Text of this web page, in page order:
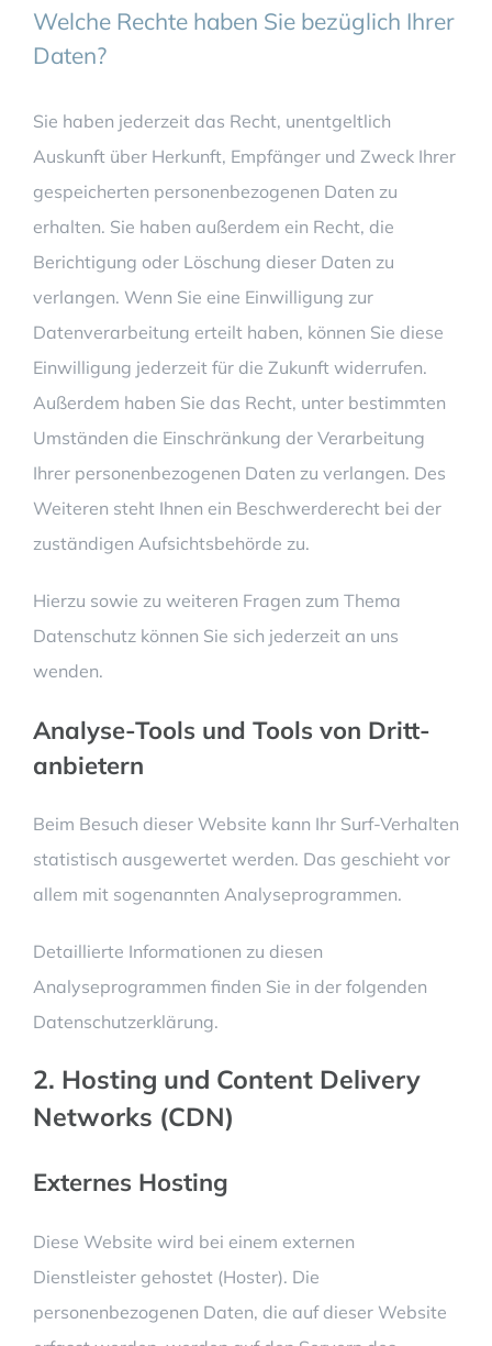
Welche Rechte haben Sie bezüglich Ihrer
Daten?
Sie haben jederzeit das Recht, unentgeltlich
Auskunft über Herkunft, Empfänger und Zweck Ihrer
gespeicherten personenbezogenen Daten zu
erhalten. Sie haben außerdem ein Recht, die
Berichtigung oder Löschung dieser Daten zu
verlangen. Wenn Sie eine Einwilligung zur
Datenverarbeitung erteilt haben, können Sie diese
Einwilligung jederzeit für die Zukunft widerrufen.
Außerdem haben Sie das Recht, unter bestimmten
Umständen die Einschränkung der Verarbeitung
Ihrer personenbezogenen Daten zu verlangen. Des
Weiteren steht Ihnen ein Beschwerderecht bei der
zuständigen Aufsichtsbehörde zu.
Hierzu sowie zu weiteren Fragen zum Thema
Datenschutz können Sie sich jederzeit an uns
wenden.
Analyse-Tools und Tools von Dritt­
anbietern
Beim Besuch dieser Website kann Ihr Surf-Verhalten
statistisch ausgewertet werden. Das geschieht vor
allem mit sogenannten Analyseprogrammen.
Detaillierte Informationen zu diesen
Analyseprogrammen finden Sie in der folgenden
Datenschutzerklärung.
2. Hosting und Content Delivery
Networks (CDN)
Externes Hosting
Diese Website wird bei einem externen
Dienstleister gehostet (Hoster). Die
personenbezogenen Daten, die auf dieser Website